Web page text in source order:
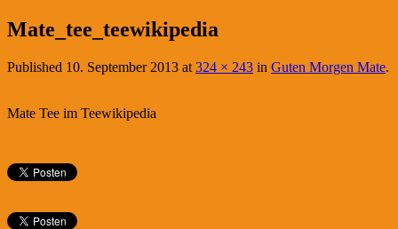
Mate_tee_teewikipedia
Published 10. September 2013 at 324 × 243 in Guten Morgen Mate.
Mate Tee im Teewikipedia